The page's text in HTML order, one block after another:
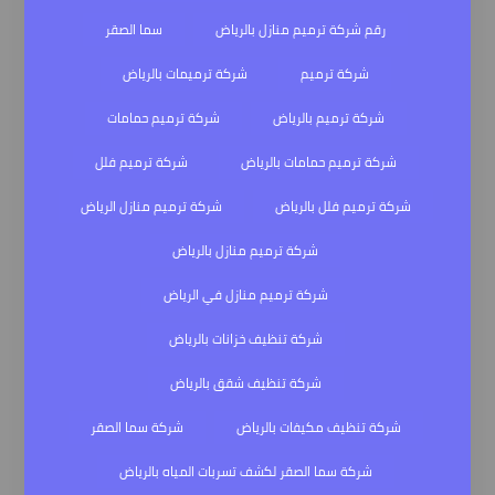
رقم شركة ترميم منازل بالرياض
سما الصقر
شركة ترميم
شركة ترميمات بالرياض
شركة ترميم بالرياض
شركة ترميم حمامات
شركة ترميم حمامات بالرياض
شركة ترميم فلل
شركة ترميم فلل بالرياض
شركة ترميم منازل الرياض
شركة ترميم منازل بالرياض
شركة ترميم منازل في الرياض
شركة تنظيف خزانات بالرياض
شركة تنظيف شقق بالرياض
شركة تنظيف مكيفات بالرياض
شركة سما الصقر
شركة سما الصقر لكشف تسربات المياه بالرياض